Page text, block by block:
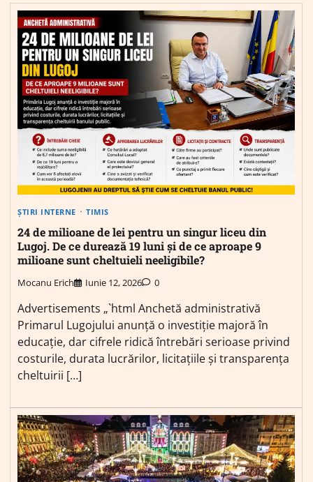
ȘTIRI INTERNE TIMIS
24 de milioane de lei pentru un singur liceu din
Lugoj. De ce durează 19 luni și de ce aproape 9
milioane sunt cheltuieli neeligibile?
Mocanu Erich Iunie 12, 2026 0
Advertisements „`html Anchetă administrativă
Primarul Lugojului anunță o investiție majoră în
educație, dar cifrele ridică întrebări serioase privind
costurile, durata lucrărilor, licitațiile și transparența
cheltuirii […]